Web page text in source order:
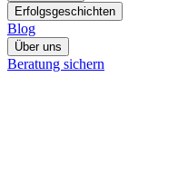
Erfolgsgeschichten
Blog
Über uns
Beratung sichern